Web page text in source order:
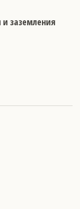
и заземления